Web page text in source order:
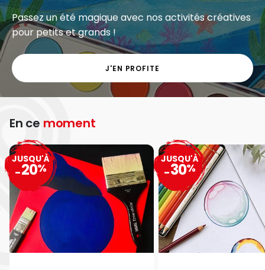
Passez un été magique avec nos activités créatives
pour petits et grands !
J'EN PROFITE
En ce moment
JUSQU'À
-20%
JUSQU'À
-30%